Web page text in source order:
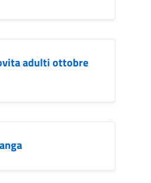
adulti ottobre